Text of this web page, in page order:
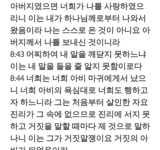
아버지였으면 너희가 나를 사랑하였으
리니 이는 내가 하나님께로부터 나와서
왔음이라 나는 스스로 온 것이 아니요 아
버지께서 나를 보내신 것이니라
8:43 어찌하여 내 말을 깨닫지 못하느냐
이는 내 말을 들을 줄 알지 못함이로다
8:44 너희는 너희 아비 마귀에게서 났으
니 너희 아비의 욕심대로 너희도 행하고
자 하느니라 그는 처음부터 살인한 자요
진리가 그 속에 없으므로 진리에 서지 못
하고 거짓을 말할 때마다 제 것으로 말하
나니 이는 그가 거짓말쟁이요 거짓의 아